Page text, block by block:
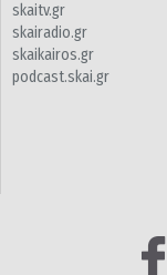
skaitv.gr
skairadio.gr
skaikairos.gr
podcast.skai.gr